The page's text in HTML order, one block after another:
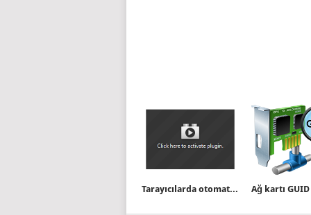
Tarayıcılarda otomatik oynatmayı devre dışı bırakalım